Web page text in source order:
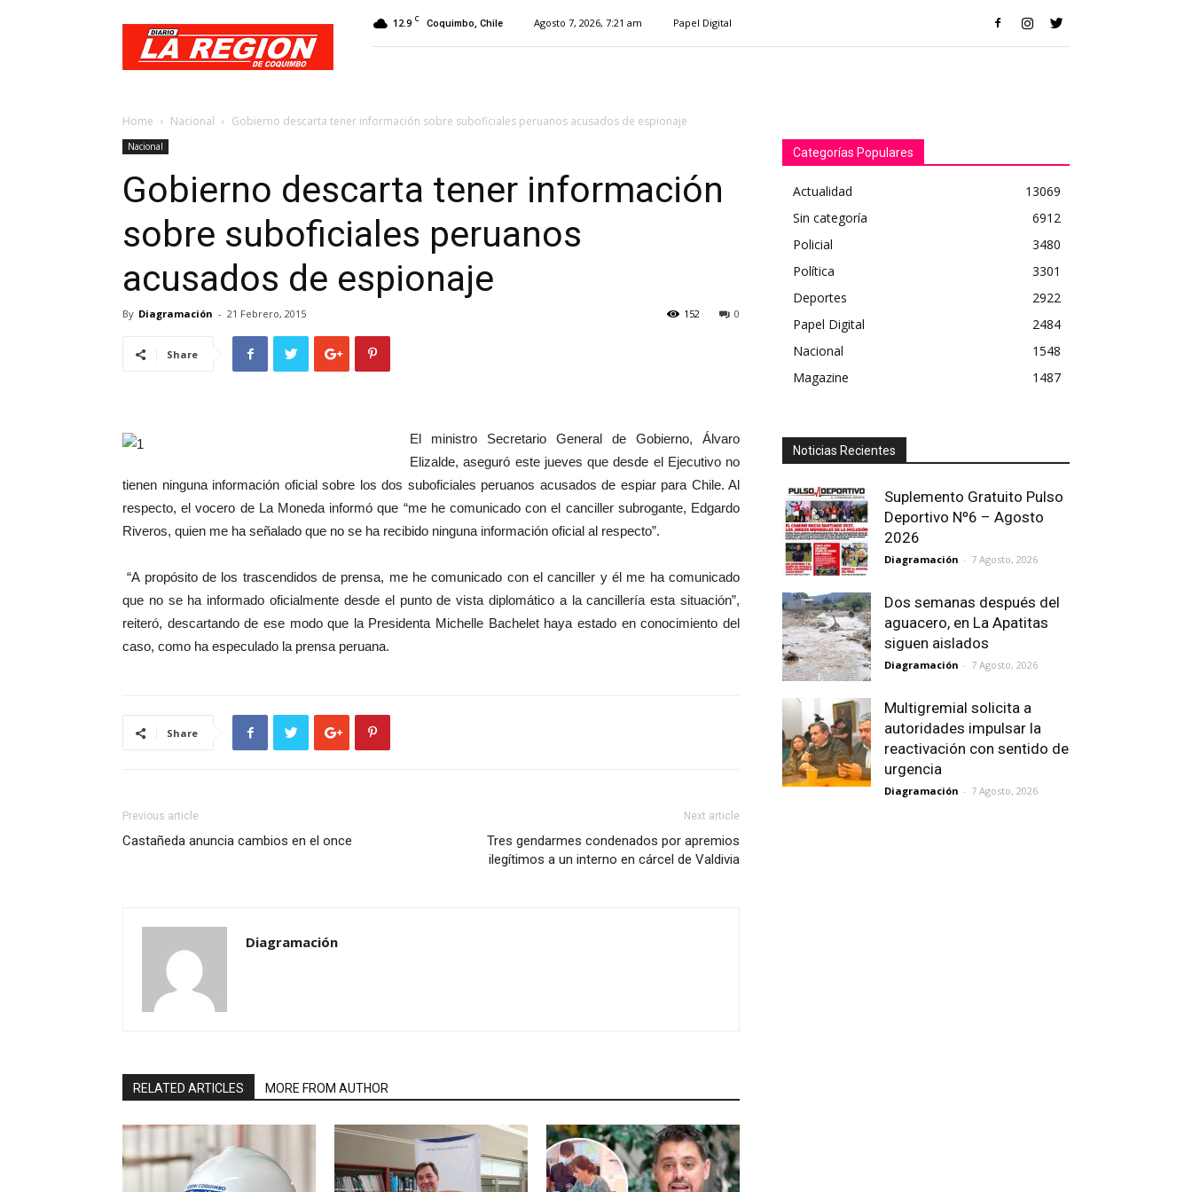
Diario
Región
12.9 C Coquimbo, Chile Agosto 7, 2026, 7:21 am Papel Digital
Home Nacional Gobierno descarta tener información sobre suboficiales peruanos acusados de espionaje
Nacional
Gobierno descarta tener información
sobre suboficiales peruanos
acusados de espionaje
By Diagramación - 21 Febrero, 2015 0
152
Share
El ministro Secretario General de Gobierno, Álvaro
Elizalde, aseguró este jueves que desde el Ejecutivo no
tienen ninguna información oficial sobre los dos suboficiales peruanos acusados de espiar para Chile. Al
respecto, el vocero de La Moneda informó que “me he comunicado con el canciller subrogante, Edgardo
Riveros, quien me ha señalado que no se ha recibido ninguna información oficial al respecto”.
“A propósito de los trascendidos de prensa, me he comunicado con el canciller y él me ha comunicado
que no se ha informado oficialmente desde el punto de vista diplomático a la cancillería esta situación”,
reiteró, descartando de ese modo que la Presidenta Michelle Bachelet haya estado en conocimiento del
caso, como ha especulado la prensa peruana.
Share
Previous article
Castañeda anuncia cambios en el once
Next article
Tres gendarmes condenados por apremios
ilegítimos a un interno en cárcel de Valdivia
Diagramación
RELATED ARTICLES MORE FROM AUTHOR
Categorías Populares
Actualidad
13069
Sin categoría
6912
Policial
3480
Política
3301
Deportes
2922
Papel Digital
2484
Nacional
1548
Magazine
1487
Noticias Recientes
Suplemento Gratuito Pulso
Deportivo Nº6 – Agosto
2026
Diagramación - 7 Agosto, 2026
Dos semanas después del
aguacero, en La Apatitas
siguen aislados
Diagramación - 7 Agosto, 2026
Multigremial solicita a
autoridades impulsar la
reactivación con sentido de
urgencia
Diagramación - 7 Agosto, 2026